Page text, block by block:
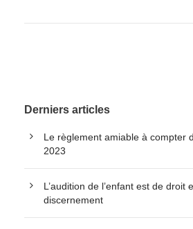
Derniers articles
Le règlement amiable à compter
2023
L’audition de l’enfant est de droit
discernement